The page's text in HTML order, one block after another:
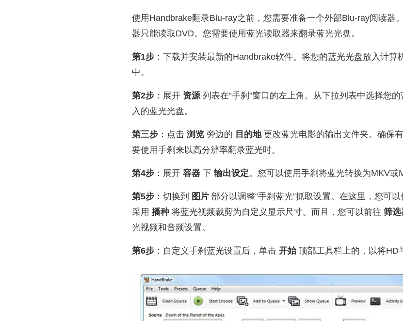
使用Handbrake翻录Blu-ray之前，您需要准备一个外部Blu-ray阅读器
器只能读取DVD。您需要使用蓝光读取器来翻录蓝光光盘。
第1步 ：下载并安装最新的Handbrake软件。将您的蓝光光盘放入计算
中。
第2步 ：展开 资源列表在“手刹”窗口的左上角。从下拉列表中选择您
入的蓝光光盘。
第三步 ：点击 浏览 旁边的 目的地更改蓝光电影的输出文件夹。确保
要使用手刹来以高分辨率翻录蓝光时。
第4步 ：展开 容器 下 输出设定。您可以使用手刹将蓝光转换为MKV或
第5步 ：切换到 图片 部分以调整“手刹蓝光”抓取设置。在这里，您可
采用 播种 将蓝光视频裁剪为自定义显示尺寸。而且，您可以前往 筛选
光视频和音频设置。
第6步 ：自定义手刹蓝光设置后，单击 开始顶部工具栏上的，以将HD